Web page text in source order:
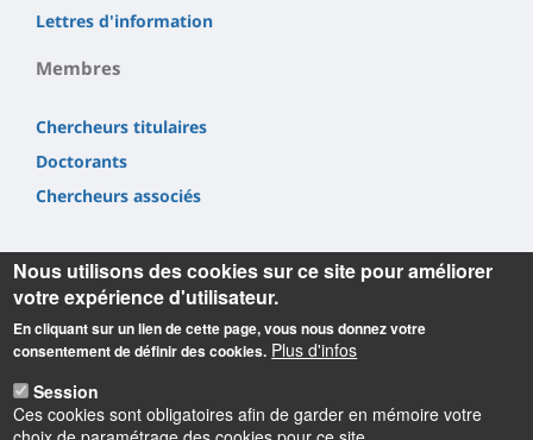
Lettres d'information
Membres
Chercheurs titulaires
Doctorants
Chercheurs associés
Informations
Laboratoire Rémélice
Réception et Médiation de Littératures et de Cultures
Nous utilisons des cookies sur ce site pour améliorer
votre expérience d'utilisateur.
En cliquant sur un lien de cette page, vous nous donnez votre
consentement de définir des cookies. Plus d'infos
Session
Ces cookies sont obligatoires afin de garder en mémoire votre